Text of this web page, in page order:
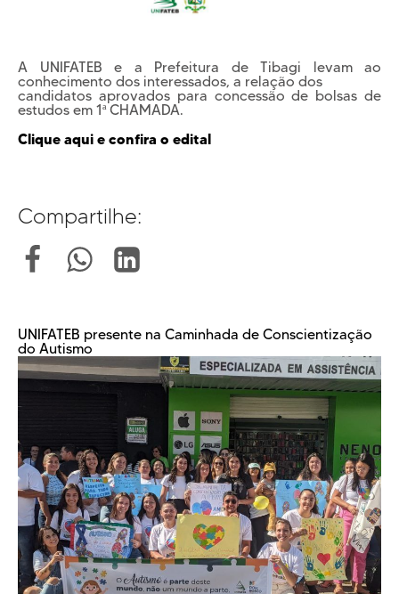
Fale com o nosso DPO
A UNIFATEB e a Prefeitura de Tibagi levam ao
conhecimento dos interessados, a relação dos
candidatos aprovados para concessão de bolsas de
estudos em 1ª CHAMADA.
Clique aqui e confira o edital
Compartilhe:
UNIFATEB presente na Caminhada de Conscientização
do Autismo